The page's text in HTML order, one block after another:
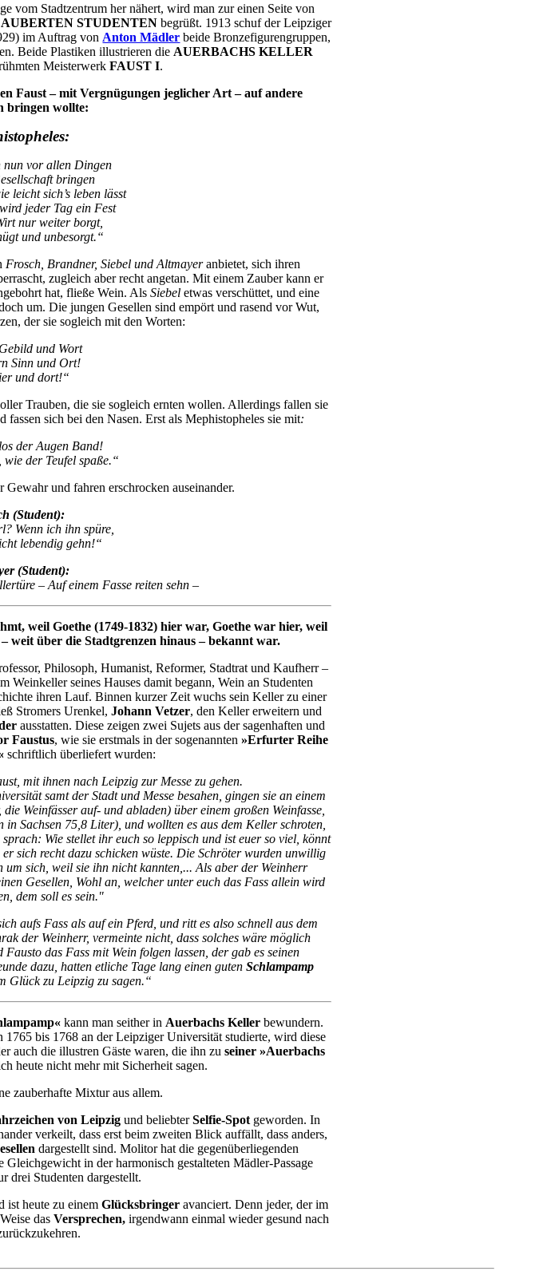
vom Stadtzentrum her nähert, wird man zur einen Seite von
STUDENTENbegrüßt. 1913 schuf der Leipziger
im Auftrag von Anton Mädler beide Bronzefigurengruppen,
Beide Plastiken illustrieren die AUERBACHS KELLER
Meisterwerk FAUST I.
Faust – mit Vergnügungen jeglicher Art – auf andere
bringen wollte:
nun vor allen Dingen
bringen
leicht sich’s leben lässt
jeder Tag ein Fest
nur weiter borgt,
und unbesorgt.“
Frosch, Brandner, Siebel und Altmayeranbietet, sich ihren
zugleich aber recht angetan. Mit einem Zauber kann er
hat, fließe Wein. Als Siebeletwas verschüttet, und eine
um. Die jungen Gesellen sind empört und rasend vor Wut,
der sie sogleich mit den Worten:
und Wort
Sinn und Ort!
und dort!“
Trauben, die sie sogleich ernten wollen. Allerdings fallen sie
fassen sich bei den Nasen. Erst als Mephistopheles sie mit:
der Augen Band!
der Teufel spaße.“
und fahren erschrocken auseinander.
(Student):
Wenn ich ihn spüre,
lebendig gehn!“
(Student):
– Auf einem Fasse reiten sehn –
weil Goethe (1749-1832) hier war, Goethe war hier, weil
weit über die Stadtgrenzen hinaus – bekannt war.
Philosoph, Humanist, Reformer, Stadtrat und Kaufherr –
Weinkeller seines Hauses damit begann, Wein an Studenten
ihren Lauf. Binnen kurzer Zeit wuchs sein Keller zu einer
Stromers Urenkel,Johann Vetzer, den Keller erweitern und
ausstatten. Diese zeigen zwei Sujets aus der sagenhaften und
Faustus, wie sie erstmals in der sogenannten»Erfurter Reihe
schriftlich überliefert wurden:
mit ihnen nach Leipzig zur Messe zu gehen.
samt der Stadt und Messe besahen, gingen sie an einem
Weinfässer auf- und abladen) über einem großen Weinfasse,
Sachsen 75,8 Liter), und wollten es aus dem Keller schroten,
Wie stellet ihr euch so leppisch und ist euer so viel, könnt
sich recht dazu schicken wüste. Die Schröter wurden unwillig
sich, weil sie ihn nicht kannten,... Als aber der Weinherr
Gesellen, Wohl an, welcher unter euch das Fass allein wird
dem soll es sein."
aufs Fass als auf ein Pferd, und ritt es also schnell aus dem
der Weinherr, vermeinte nicht, dass solches wäre möglich
das Fass mit Wein folgen lassen, der gab es seinen
dazu, hatten etliche Tage lang einen guten Schlampamp
Glück zu Leipzig zu sagen.“
kann man seither in Auerbachs Kellerbewundern.
1765 bis 1768 an der Leipziger Universität studierte, wird diese
auch die illustren Gäste waren, die ihn zuseiner »Auerbachs
heute nicht mehr mit Sicherheit sagen.
zauberhafte Mixtur aus allem.
von Leipzigund beliebterSelfie-Spotgeworden. In
verkeilt, dass erst beim zweiten Blick auffällt, dass anders,
dargestellt sind. Molitor hat die gegenüberliegenden
in der harmonisch gestalteten Mädler-Passage
drei Studenten dargestellt.
ist heute zu einem Glücksbringeravanciert. Denn jeder, der im
das Versprechen, irgendwann einmal wieder gesund nach